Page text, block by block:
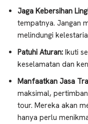
Jaga Kebersihan
tempatnya. Jangan
melindungi
Patuhi Aturan: Ikuti
keselamatan dan
Manfaatkan Jasa
maksimal,
tour. Mereka akan
hanya perlu